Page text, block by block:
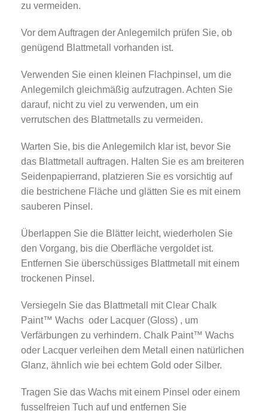
zu vermeiden.
Vor dem Auftragen der Anlegemilch prüfen Sie, ob
genügend Blattmetall vorhanden ist.
Verwenden Sie einen kleinen Flachpinsel, um die
Anlegemilch gleichmäßig aufzutragen. Achten Sie
darauf, nicht zu viel zu verwenden, um ein
verrutschen des Blattmetalls zu vermeiden.
Warten Sie, bis die Anlegemilch klar ist, bevor Sie
das Blattmetall auftragen. Halten Sie es am breiteren
Seidenpapierrand, platzieren Sie es vorsichtig auf
die bestrichene Fläche und glätten Sie es mit einem
sauberen Pinsel.
Überlappen Sie die Blätter leicht, wiederholen Sie
den Vorgang, bis die Oberfläche vergoldet ist.
Entfernen Sie überschüssiges Blattmetall mit einem
trockenen Pinsel.
Versiegeln Sie das Blattmetall mit Clear Chalk
Paint™ Wachs oder Lacquer (Gloss) , um
Verfärbungen zu verhindern. Chalk Paint™ Wachs
oder Lacquer verleihen dem Metall einen natürlichen
Glanz, ähnlich wie bei echtem Gold oder Silber.
Tragen Sie das Wachs mit einem Pinsel oder einem
fusselfreien Tuch auf und entfernen Sie